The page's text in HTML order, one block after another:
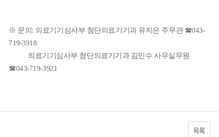
※ 문의 : 의료기기심사부 첨단의료기기과 유지은 주무관 ☎043-
719-3918
의료기기심사부 첨단의료기기과 김민수 사무실무원
☎043-719-3921
목록